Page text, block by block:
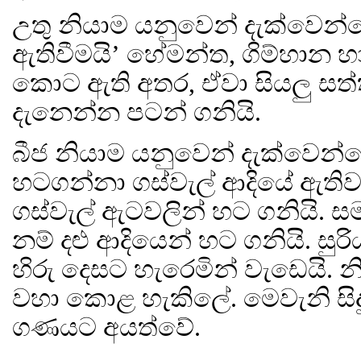
උතු නියාම යනුවෙන්
ඇතිවීමයි’ හේමන්ත, ගිම්හාන
කොට ඇති අතර, ඒවා සියලු
දැනෙන්න පටන් ගනියි.
බීජ නියාම යනුවෙන්
හටගන්නා ගස්වැල් ආදියේ
ගස්වැල් ඇටවලින් හට ගනියි.
නම් දළු ආදියෙන් හට ගනියි.
හිරු දෙසට හැරෙමින් වැඩෙයි.
වහා කොළ හැකිලේ. මෙවැනි
ගණයට අයත්වේ.